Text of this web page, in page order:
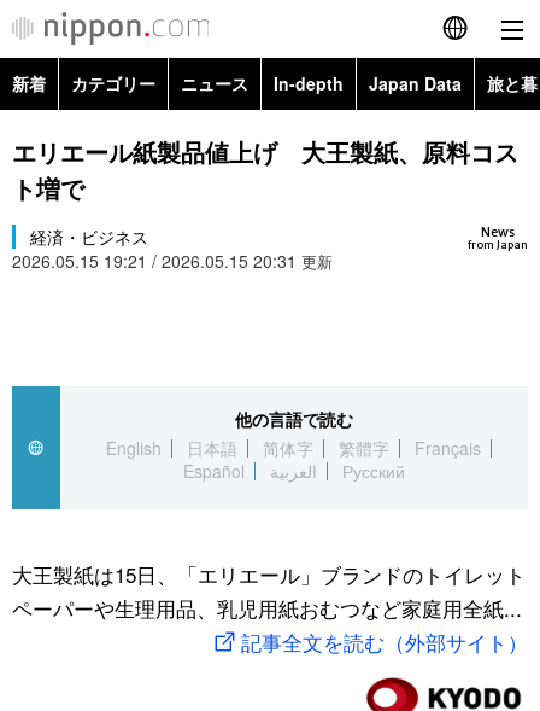
English
简体字
Русский
カテゴリー
国際
社会
文化
アーカイブ
Japan Data
旅と暮らし
動画/Live
新着 カテゴリー ニュース In-depth Japan Data 旅と
政治・外交
経済・ビジネス
国際・海外
文化
科学・技術
暮らし
スポーツ・東京2020
Topics
エリエール紙製品値上げ 大王製紙、原料コス
ト増で
News
from Japan
経済・ビジネス
2026.05.15 19:21 / 2026.05.15 20:31 更新
他の言語で読む
English
日本語 简体字 繁體字
Français
Español
العربية Русский
大王製紙は15日、「エリエール」ブランドのトイレット
ペーパーや生理用品、乳児用紙おむつなど家庭用全紙...
記事全文を読む（外部サイト）